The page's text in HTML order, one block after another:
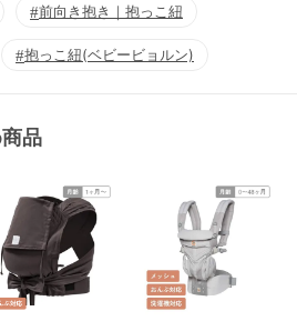
前向き抱き｜抱っこ紐
抱っこ紐(ベビービョルン)
品